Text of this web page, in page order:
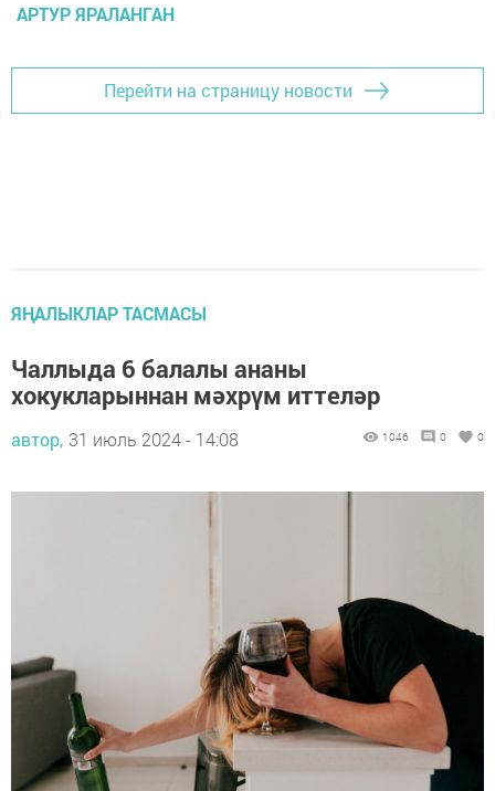
АРТУР ЯРАЛАНГАН
Перейти на страницу новости
ЯҢАЛЫКЛАР ТАСМАСЫ
Чаллыда 6 балалы ананы
хокукларыннан мәхрүм иттеләр
автор, 31 июль 2024 - 14:08 1046 0 0